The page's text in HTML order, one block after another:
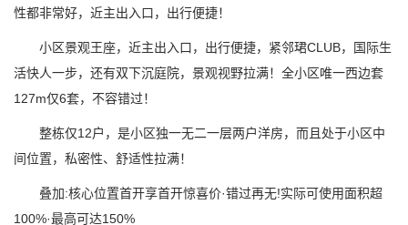
性都非常好，近主出入口，出行便捷！
小区景观王座，近主出入口，出行便捷，紧邻珺CLUB，国际生
活快人一步，还有双下沉庭院，景观视野拉满！全小区唯一西边套
127m仅6套，不容错过！
整栋仅12户，是小区独一无二一层两户洋房，而且处于小区中
间位置，私密性、舒适性拉满！
叠加:核心位置首开享首开惊喜价·错过再无!实际可使用面积超
100%·最高可达150%